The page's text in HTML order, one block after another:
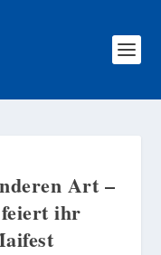
Art –
ihr